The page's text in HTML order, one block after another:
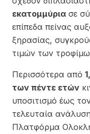
εκατομμύρια σε
επίπεδα πείνας
ξηρασίας,
τιμών των
Περισσότερα από
των πέντε ετών
υποσιτισμό έως
τελευταία
Πλατφόρμα